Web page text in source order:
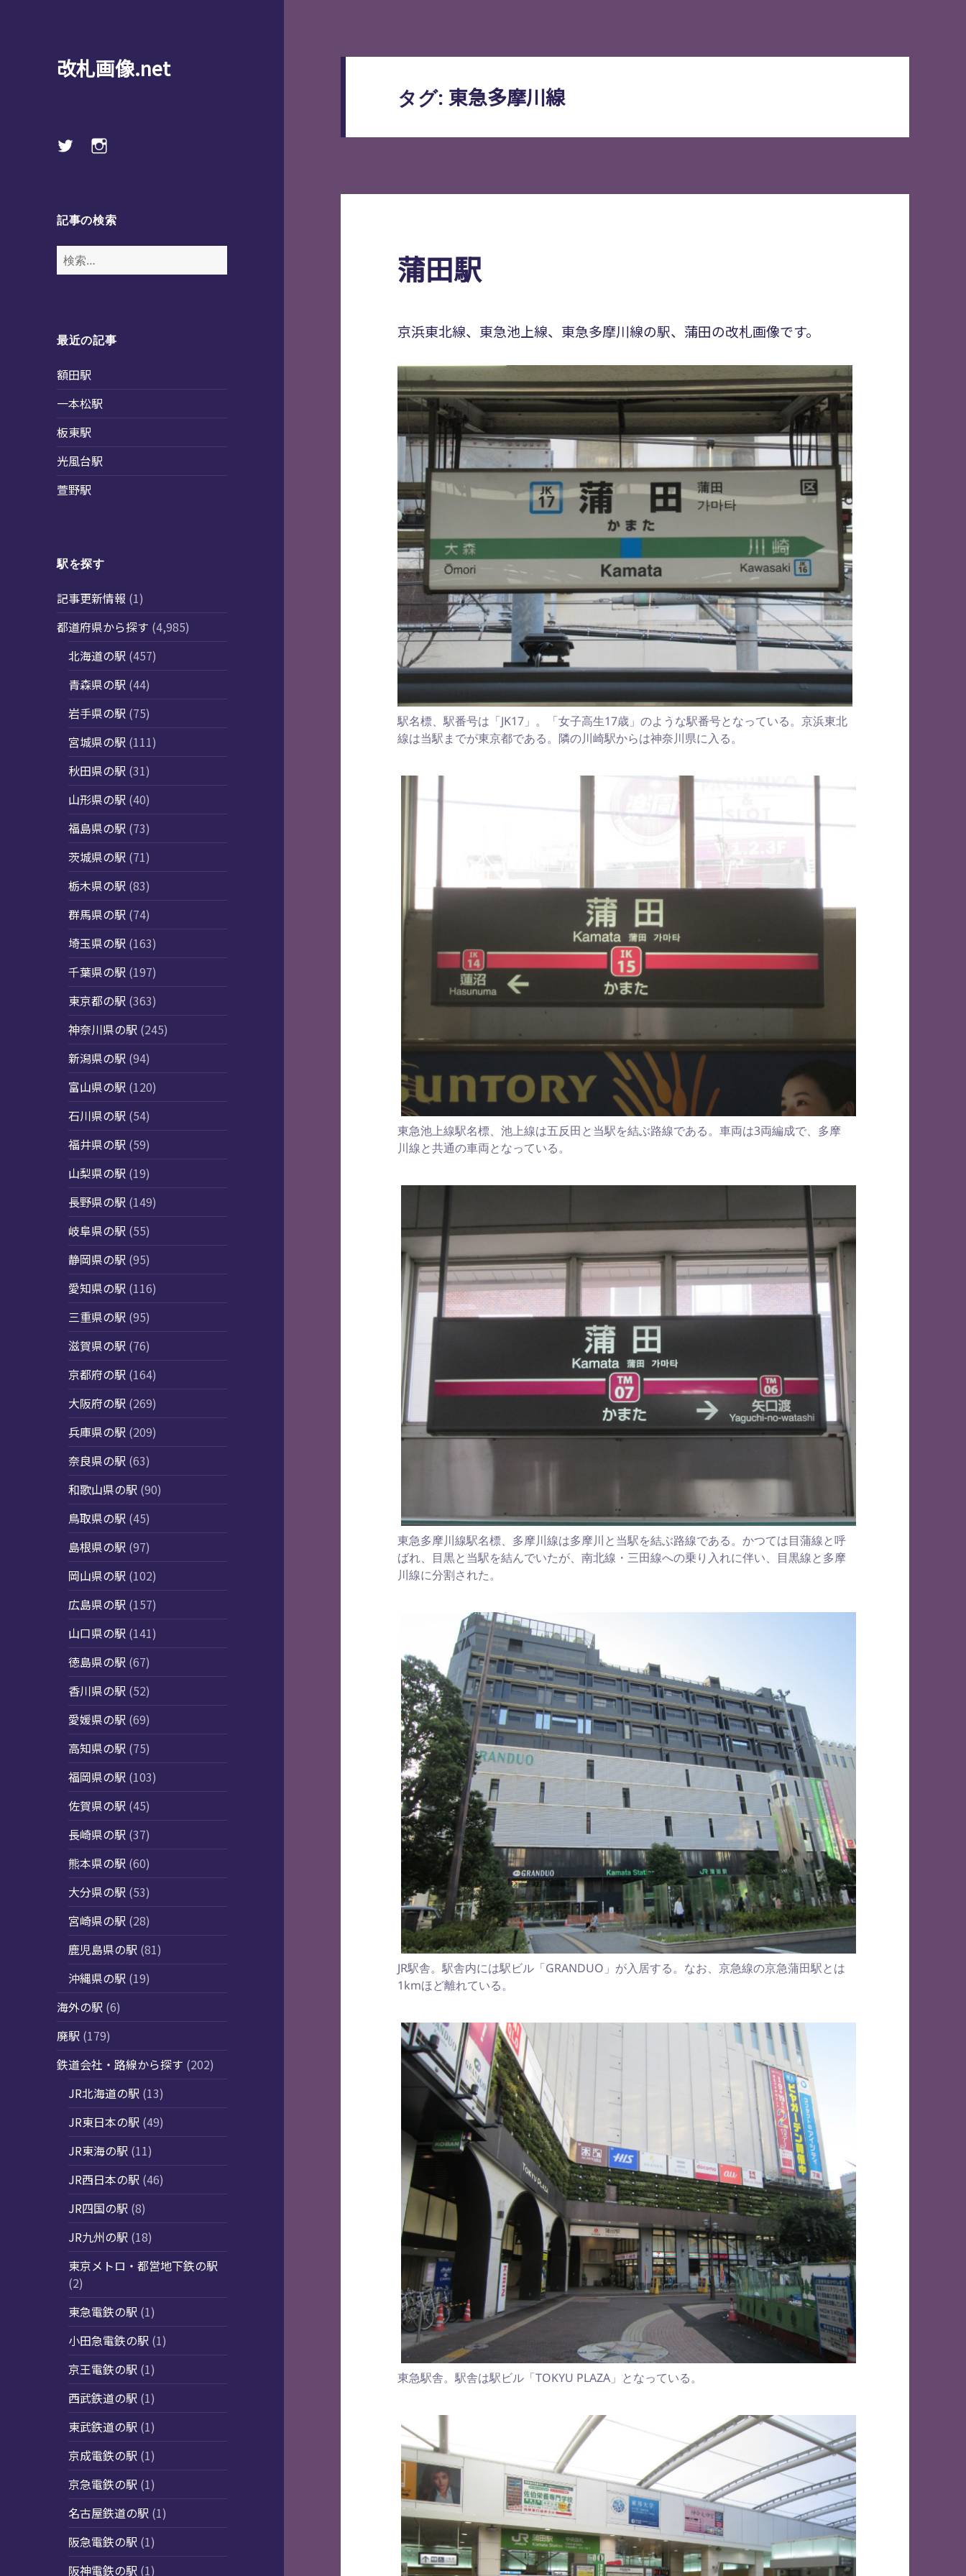
改札画像.net
Twitterinstagram
記事の検索
検
索:
最近の記事
額田駅
一本松駅
板東駅
光風台駅
萱野駅
駅を探す
記事更新情報 (1)
都道府県から探す (4,985)
北海道の駅 (457)
青森県の駅 (44)
岩手県の駅 (75)
宮城県の駅 (111)
秋田県の駅 (31)
山形県の駅 (40)
福島県の駅 (73)
茨城県の駅 (71)
栃木県の駅 (83)
群馬県の駅 (74)
埼玉県の駅 (163)
千葉県の駅 (197)
東京都の駅 (363)
神奈川県の駅 (245)
新潟県の駅 (94)
富山県の駅 (120)
石川県の駅 (54)
福井県の駅 (59)
山梨県の駅 (19)
長野県の駅 (149)
岐阜県の駅 (55)
静岡県の駅 (95)
愛知県の駅 (116)
三重県の駅 (95)
滋賀県の駅 (76)
京都府の駅 (164)
大阪府の駅 (269)
兵庫県の駅 (209)
奈良県の駅 (63)
和歌山県の駅 (90)
鳥取県の駅 (45)
島根県の駅 (97)
岡山県の駅 (102)
広島県の駅 (157)
山口県の駅 (141)
徳島県の駅 (67)
香川県の駅 (52)
愛媛県の駅 (69)
高知県の駅 (75)
福岡県の駅 (103)
佐賀県の駅 (45)
長崎県の駅 (37)
熊本県の駅 (60)
大分県の駅 (53)
宮崎県の駅 (28)
鹿児島県の駅 (81)
沖縄県の駅 (19)
海外の駅 (6)
廃駅 (179)
鉄道会社・路線から探す (202)
JR北海道の駅 (13)
JR東日本の駅 (49)
JR東海の駅 (11)
JR西日本の駅 (46)
JR四国の駅 (8)
JR九州の駅 (18)
東京メトロ・都営地下鉄の駅
(2)
東急電鉄の駅 (1)
小田急電鉄の駅 (1)
京王電鉄の駅 (1)
西武鉄道の駅 (1)
東武鉄道の駅 (1)
京成電鉄の駅 (1)
京急電鉄の駅 (1)
名古屋鉄道の駅 (1)
阪急電鉄の駅 (1)
阪神電鉄の駅 (1)
タグ:東急多摩川線
蒲田駅
京浜東北線、東急池上線、東急多摩川線の駅、蒲田の改札画像です。
駅名標、駅番号は「JK17」。「女子高生17歳」のような駅番号となっている。京浜東北
線は当駅までが東京都である。隣の川崎駅からは神奈川県に入る。
東急池上線駅名標、池上線は五反田と当駅を結ぶ路線である。車両は3両編成で、多摩
川線と共通の車両となっている。
東急多摩川線駅名標、多摩川線は多摩川と当駅を結ぶ路線である。かつては目蒲線と呼
ばれ、目黒と当駅を結んでいたが、南北線・三田線への乗り入れに伴い、目黒線と多摩
川線に分割された。
JR駅舎。駅舎内には駅ビル「GRANDUO」が入居する。なお、京急線の京急蒲田駅とは
1kmほど離れている。
東急駅舎。駅舎は駅ビル「TOKYU PLAZA」となっている。